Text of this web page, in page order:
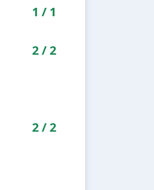
1 / 1
2/2
2/2